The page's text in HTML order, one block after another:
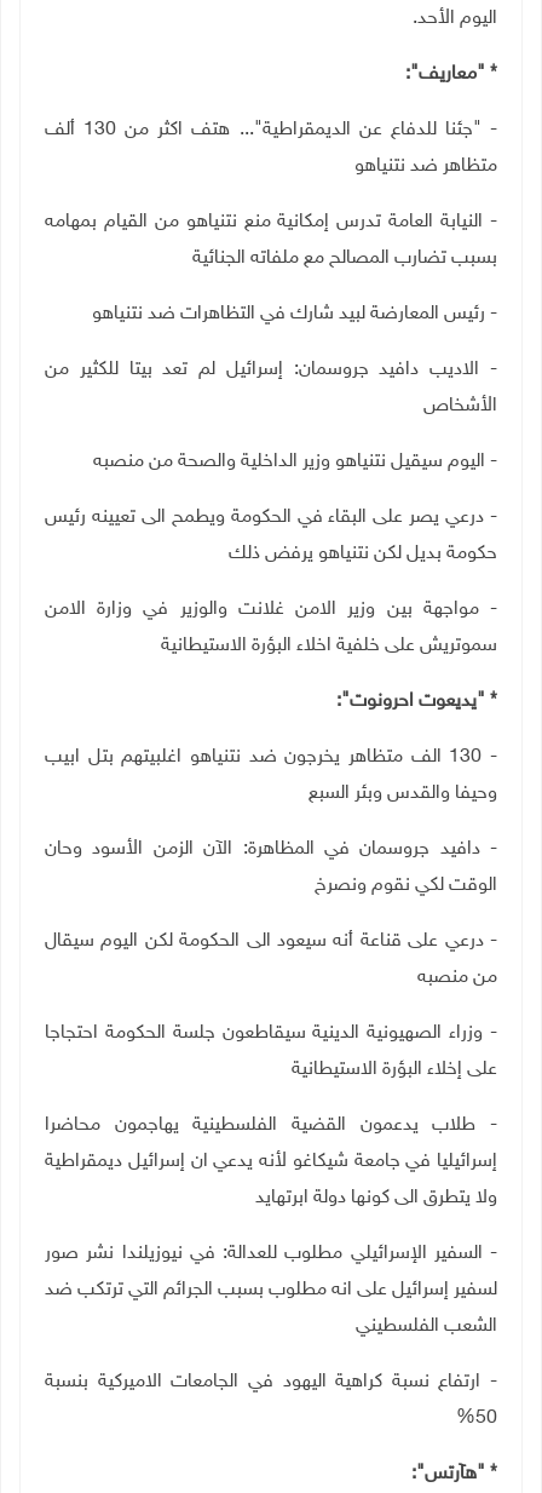
اليوم الأحد.
* "معاريف":
- "جئنا للدفاع عن الديمقراطية"... هتف اكثر من 130 ألف
متظاهر ضد نتنياهو
- النيابة العامة تدرس إمكانية منع نتنياهو من القيام بمهامه
بسبب تضارب المصالح مع ملفاته الجنائية
- رئيس المعارضة لبيد شارك في التظاهرات ضد نتنياهو
- الاديب دافيد جروسمان: إسرائيل لم تعد بيتا للكثير من
الأشخاص
- اليوم سيقيل نتنياهو وزير الداخلية والصحة من منصبه
- درعي يصر على البقاء في الحكومة ويطمح الى تعيينه رئيس
حكومة بديل لكن نتنياهو يرفض ذلك
- مواجهة بين وزير الامن غلانت والوزير في وزارة الامن
سموتريش على خلفية اخلاء البؤرة الاستيطانية
* "يديعوت احرونوت":
- 130 الف متظاهر يخرجون ضد نتنياهو اغلبيتهم بتل ابيب
وحيفا والقدس وبئر السبع
- دافيد جروسمان في المظاهرة: الآن الزمن الأسود وحان
الوقت لكي نقوم ونصرخ
- درعي على قناعة أنه سيعود الى الحكومة لكن اليوم سيقال
من منصبه
- وزراء الصهيونية الدينية سيقاطعون جلسة الحكومة احتجاجا
على إخلاء البؤرة الاستيطانية
- طلاب يدعمون القضية الفلسطينية يهاجمون محاضرا
إسرائيليا في جامعة شيكاغو لأنه يدعي ان إسرائيل ديمقراطية
ولا يتطرق الى كونها دولة ابرتهايد
- السفير الإسرائيلي مطلوب للعدالة: في نيوزيلندا نشر صور
لسفير إسرائيل على انه مطلوب بسبب الجرائم التي ترتكب ضد
الشعب الفلسطيني
- ارتفاع نسبة كراهية اليهود في الجامعات الاميركية بنسبة
50
%
* "هآرتس":